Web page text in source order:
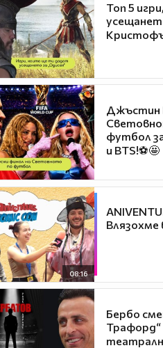
Топ 5
Джъстин
футбол
и BTS!⚽🤩
08:16
Влязохме
Бербо
Трафорд“